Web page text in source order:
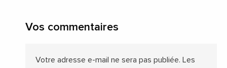
Vos commentaires
Votre adresse e-mail ne sera pas publiée. Les